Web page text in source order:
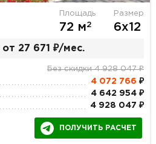
Площадь
72 м2
Размер
6х12
от 27 671 ₽/мес.
Без скидки 4 928 047 ₽
4 072 766 ₽
4 642 954 ₽
4 928 047 ₽
ПОЛУЧИТЬ РАСЧЕТ